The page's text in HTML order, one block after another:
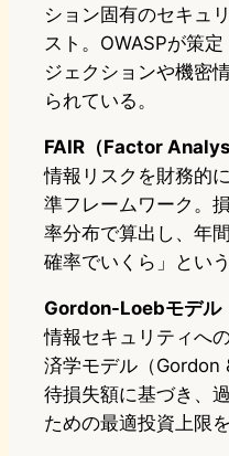
ション固有のセキュ
スト。OWASPが策
ジェクションや機密
られている。
FAIR（Factor
情報リスクを財務的
準フレームワーク。
率分布で算出し、年
確率でいくら」とい
Gordon-Loebモデル
情報セキュリティへ
済学モデル（Gordon
待損失額に基づき、
ための最適投資上限を